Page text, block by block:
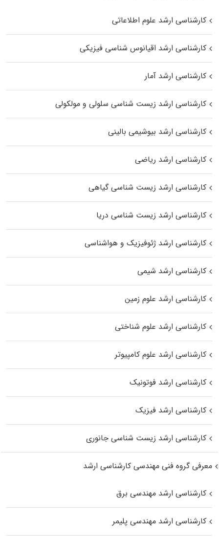
کارشناسی ارشد علوم اطلاعاتی
کارشناسی ارشد اقیانوس‌ شناسی فیزیکی
کارشناسی ارشد آمار
کارشناسی ارشد زیست شناسی سلولی و مولکولی
کارشناسی ارشد بیوشیمی بالینی
کارشناسی ارشد ریاضی
کارشناسی ارشد زیست‌ شناسی گیاهی
کارشناسی ارشد زیست‌ شناسی دریا
کارشناسی ارشد ژئوفیزیک و هواشناسی
کارشناسی ارشد شیمی
کارشناسی ارشد علوم زمین
کارشناسی ارشد علوم شناختی
کارشناسی ارشد علوم کامپیوتر
کارشناسی ارشد فوتونیک
کارشناسی ارشد فیزیک
کارشناسی ارشد زیست‌ شناسی جانوری
معرفی گروه فنی مهندسی کارشناسی ارشد
کارشناسی ارشد مهندسی برق
کارشناسی ارشد مهندسی پلیمر